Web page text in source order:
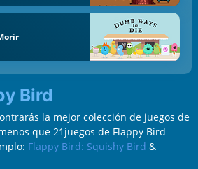
Bird
la mejor colección de juegos de
que 21juegos de Flappy Bird
Flappy Bird: Squishy Bird &